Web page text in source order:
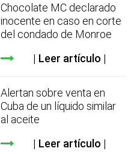
Chocolate MC declarado
inocente en caso en corte
del condado de Monroe
Leer artículo
Alertan sobre venta en
Cuba de un líquido similar
al aceite
Leer artículo